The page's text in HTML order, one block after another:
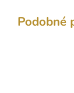
Podobné